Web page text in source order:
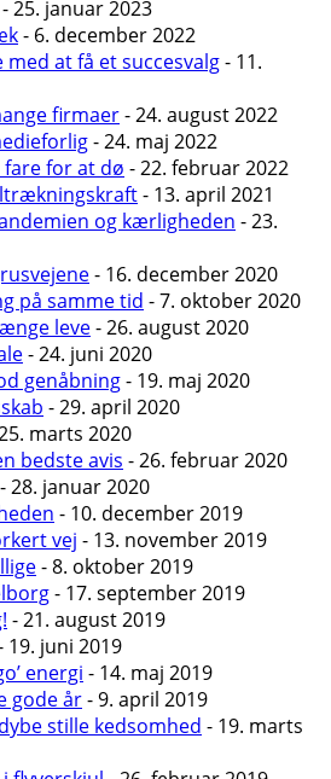
- 25. januar 2023
- 6. december 2022
med at få et succesvalg- 11.
firmaer- 24. august 2022
- 24. maj 2022
fare for at dø - 22. februar 2022
- 13. april 2021
og kærligheden - 23.
- 16. december 2020
på samme tid - 7. oktober 2020
leve- 26. august 2020
- 24. juni 2020
genåbning- 19. maj 2020
- 29. april 2020
marts 2020
bedste avis - 26. februar 2020
- 28. januar 2020
- 10. december 2019
vej - 13. november 2019
- 8. oktober 2019
- 17. september 2019
- 21. august 2019
19. juni 2019
energi - 14. maj 2019
gode år- 9. april 2019
stille kedsomhed - 19. marts